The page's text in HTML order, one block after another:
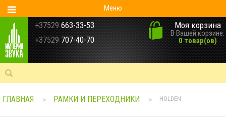
Меню
+37529 663-33-53
+37529 707-40-70
Моя корзина
В Вашей корзине:
0 товар(ов)
ГЛАВНАЯ > РАМКИ И ПЕРЕХОДНИКИ > HOLDEN